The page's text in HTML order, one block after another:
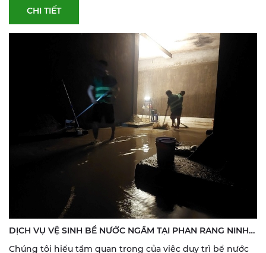
CHI TIẾT
DỊCH VỤ VỆ SINH BỂ NƯỚC NGẦM TẠI PHAN RANG NINH
THUẬN
Chúng tôi hiểu tầm quan trọng của việc duy trì bể nước